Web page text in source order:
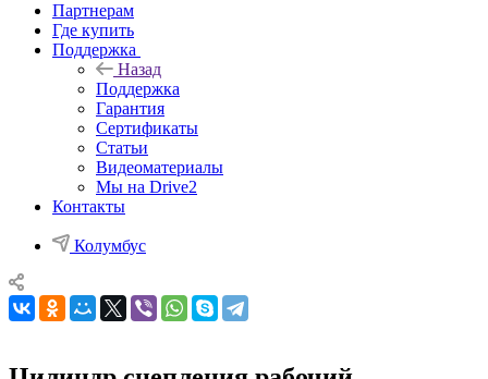
Партнерам
Где купить
Поддержка
Назад
Поддержка
Гарантия
Сертификаты
Статьи
Видеоматериалы
Мы на Drive2
Контакты
Колумбус